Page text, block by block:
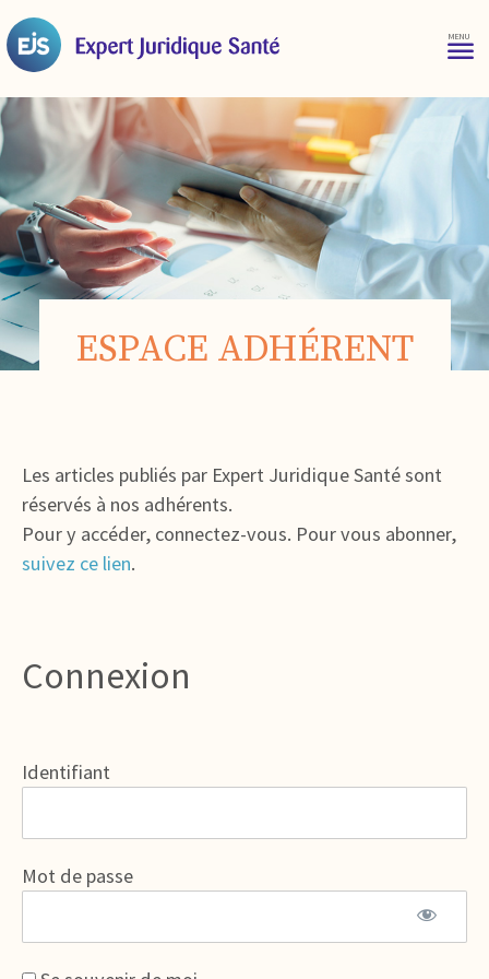
ESPACE ADHÉRENT
Les articles publiés par Expert Juridique Santé sont
réservés à nos adhérents.
Pour y accéder, connectez-vous. Pour vous abonner,
suivez ce lien.
Connexion
Identifiant
Mot de passe